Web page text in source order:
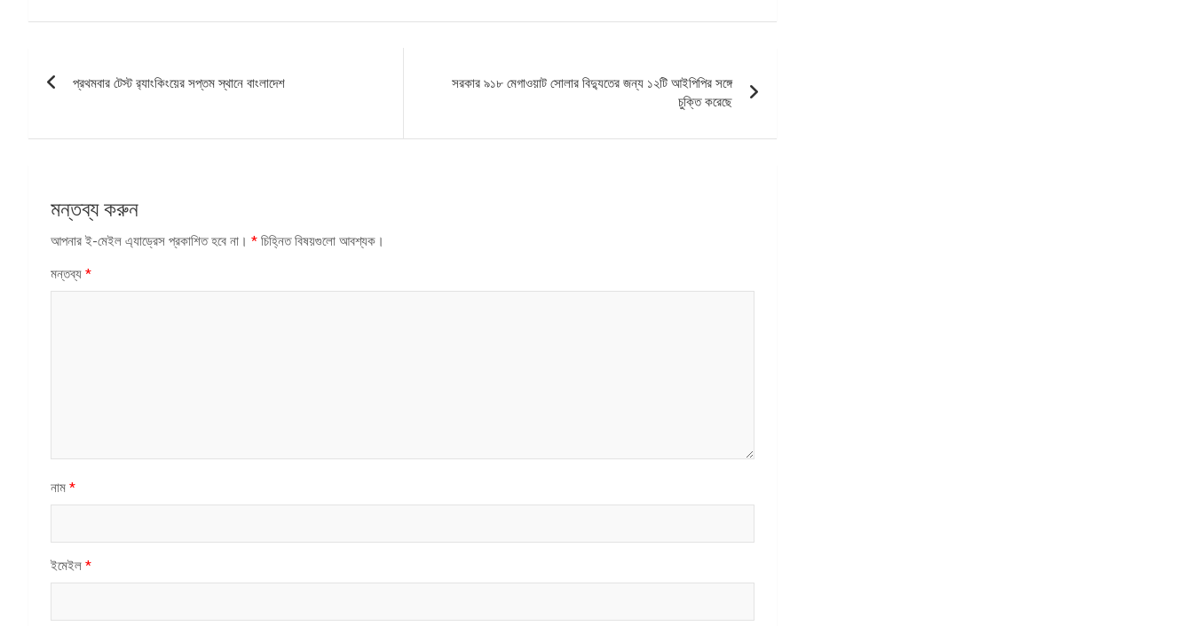
ন্যাভিগেশন
প্রথমবার টেস্ট র‌্যাংকিংয়ের সপ্তম স্থানে বাংলাদেশ
সরকার ৯১৮ মেগাওয়াট সোলার বিদ্যুতের জন্য ১২টি আইপিপির সঙ্গে
চুক্তি করেছে
মন্তব্য করুন
আপনার ই-মেইল এ্যাড্রেস প্রকাশিত হবে না। * চিহ্নিত বিষয়গুলো আবশ্যক।
মন্তব্য *
নাম *
ইমেইল *